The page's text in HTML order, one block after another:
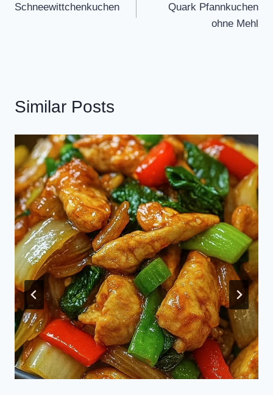
navigation
Schneewittchenkuchen
Quark Pfannkuchen
ohne Mehl
Similar Posts